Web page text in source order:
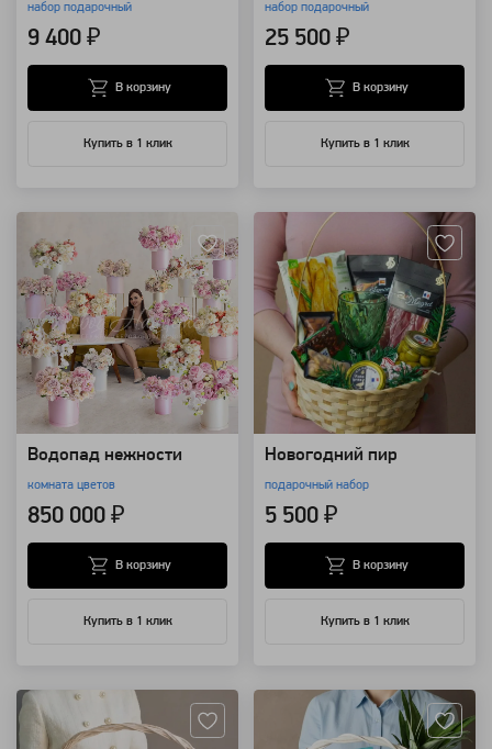
набор подарочный
9 400 ₽
Купить в 1 клик
В корзину
набор подарочный
25 500 ₽
Купить в 1 клик
В корзину
Водопад нежности
комната цветов
850 000 ₽
Купить в 1 клик
В корзину
Новогодний пир
подарочный набор
5 500 ₽
Купить в 1 клик
В корзину